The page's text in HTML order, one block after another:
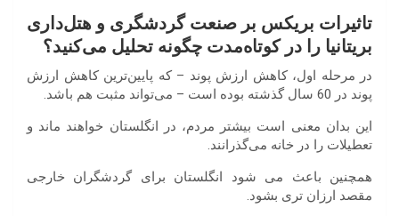
تاثیرات بریکس بر صنعت گردشگری و هتل‌داری
بریتانیا را در کوتاه‌مدت چگونه تحلیل می‌کنید؟
در مرحله اول، کاهش ارزش پوند – که پایین‌ترین کاهش ارزش
پوند در 60 سال گذشته بوده است – می‌تواند مثبت هم باشد.
این بدان معنی است بیشتر مردم، در انگلستان خواهند ماند و
تعطیلات را در خانه می‌گذرانند.
همچنین باعث می شود انگلستان برای گردشگران خارجی
مقصد ارزان تری بشود.